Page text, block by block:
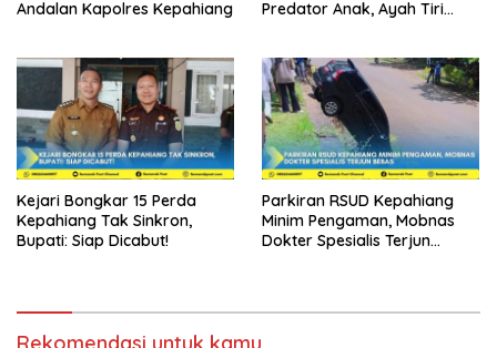
Andalan Kapolres Kepahiang
Predator Anak, Ayah Tiri
Kejari Bongkar 15 Perda
Kepahiang Tak Sinkron,
Bupati: Siap Dicabut!
Parkiran RSUD Kepahiang
Minim Pengaman, Mobnas
Dokter Spesialis Terjun